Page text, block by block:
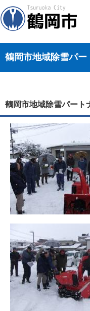
鶴岡市地域除雪パ
鶴岡市地域除雪パート